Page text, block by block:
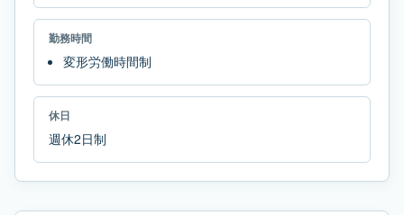
勤務時間
変形労働時間制
休日
週休2日制